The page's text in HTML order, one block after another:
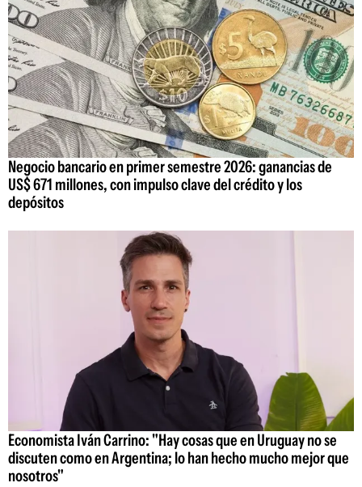
Negocio bancario en primer semestre 2026: ganancias de
US$ 671 millones, con impulso clave del crédito y los
depósitos
Economista Iván Carrino: "Hay cosas que en Uruguay no se
discuten como en Argentina; lo han hecho mucho mejor que
nosotros"